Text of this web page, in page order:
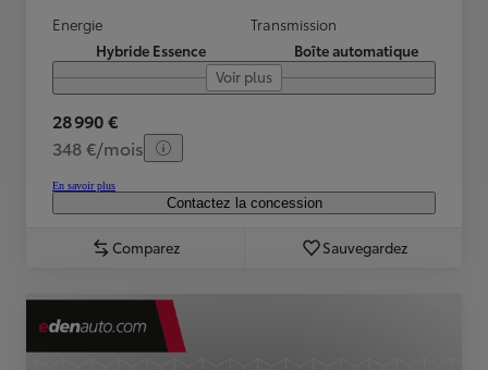
Energie
Hybride Essence
Transmission
Boîte automatique
Voir plus
28 990 €
348 €/mois
En savoir plus
Contactez la concession
Comparez Sauvegardez